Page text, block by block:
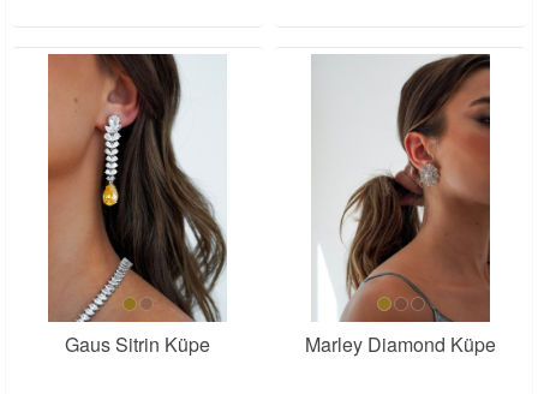
Gaus Sitrin Küpe Marley Diamond Küpe